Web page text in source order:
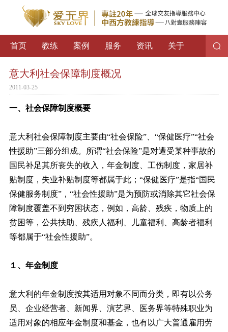
首页 教练 案例 服务 资讯 关于
意大利社会保障制度概况
2011-03-25
一、社会保障制度概要
意大利社会保障制度主要由“社会保险”、“保健医疗”“社会
性援助”三部分组成。所谓“社会保险”是对遭受某种事故的
国民补足其所丧失的收入，年金制度、工伤制度，家居补
贴制度，失业补贴制度等都属于此；“保健医疗”是指“国民
保健服务制度”，“社会性援助”是为预防或消除其它社会保
障制度覆盖不到穷困状态，例如，高龄、残疾，物质上的
贫困等，公共扶助、残疾人福利、儿童福利、高龄者福利
等都属于“社会性援助”。
１、年金制度
意大利的年金制度按其适用对象不同而分类，即有以公务
员、企业经营者、新闻界、演艺界、医务界等特殊职业为
适用对象的相应年金制度和基金，也有以广大普通雇用劳